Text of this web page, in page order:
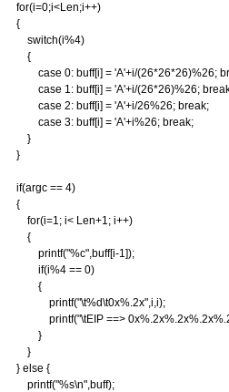
for(i=0;i<Len;i++)
{
switch(i%4)
{
case 0: buff[i] = 'A'+i/(26*26*26)%26;
case 1: buff[i] = 'A'+i/(26*26)%26;
case 2: buff[i] = 'A'+i/26%26; break;
case 3: buff[i] = 'A'+i%26; break;
}
}
if(argc == 4)
{
for(i=1; i< Len+1; i++)
{
printf("%c",buff[i-1]);
if(i%4 == 0)
{
printf("\t%d\t0x%.2x",i,i);
printf("\tEIP ==>
}
}
} else {
printf("%s\n",buff);